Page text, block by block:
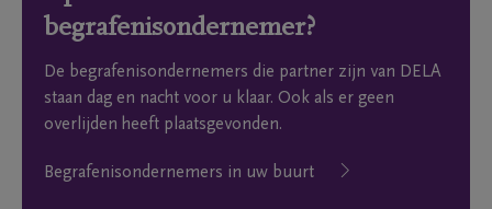
begrafenisondernemer?
De begrafenisondernemers die partner zijn van DELA
staan dag en nacht voor u klaar. Ook als er geen
overlijden heeft plaatsgevonden.
Begrafenisondernemers in uw buurt